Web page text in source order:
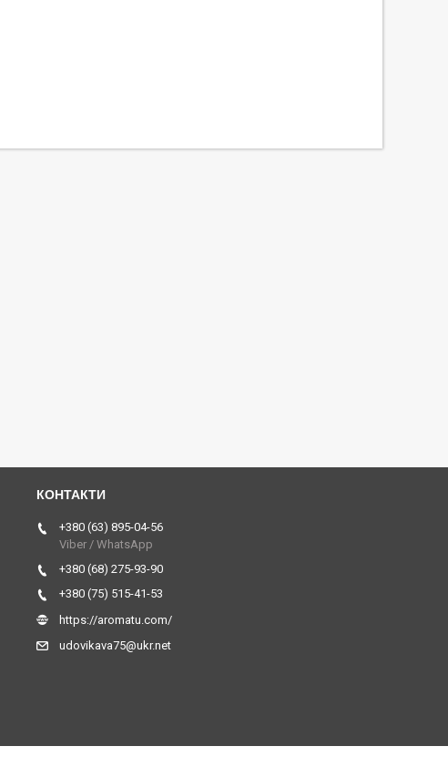
+380 (63) 895-04-56
Viber / WhatsApp
+380 (68) 275-93-90
+380 (75) 515-41-53
https://aromatu.com/
udovikava75@ukr.net